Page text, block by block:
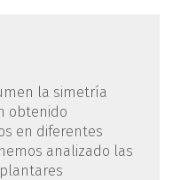
la simetría
obtenido
en diferentes
analizado las